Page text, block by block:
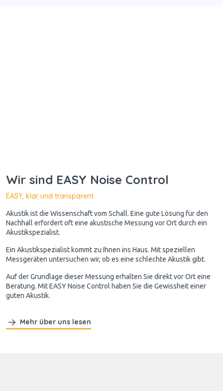
Wir sind EASY Noise Control
EASY, klar und transparent
Akustik ist die Wissenschaft vom Schall. Eine gute Lösung für den
Nachhall erfordert oft eine akustische Messung vor Ort durch ein
Akustikspezialist.
Ein Akustikspezialist kommt zu Ihnen ins Haus. Mit speziellen
Messgeräten untersuchen wir, ob es eine schlechte Akustik gibt.
Auf der Grundlage dieser Messung erhalten Sie direkt vor Ort eine
Beratung. Mit EASY Noise Control haben Sie die Gewissheit einer
guten Akustik.
Mehr über uns lesen